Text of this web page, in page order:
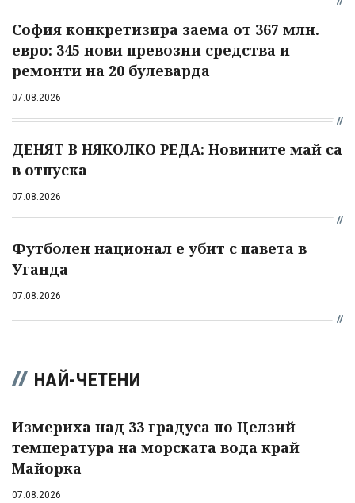
София конкретизира заема от 367 млн.
евро: 345 нови превозни средства и
ремонти на 20 булеварда
07.08.2026
ДЕНЯТ В НЯКОЛКО РЕДА: Новините май са
в отпуска
07.08.2026
Футболен национал е убит с павета в
Уганда
07.08.2026
НАЙ-ЧЕТЕНИ
Измериха над 33 градуса по Целзий
температура на морската вода край
Майорка
07.08.2026